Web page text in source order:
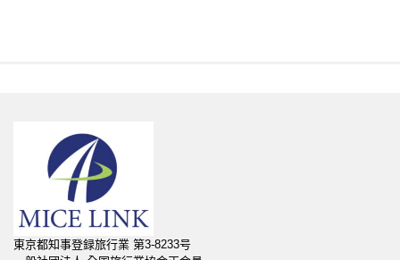
東京都知事登録旅行業 第3-8233号